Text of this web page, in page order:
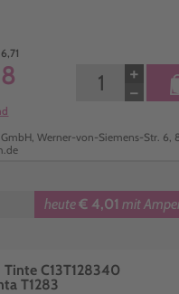
−
+
Werner-von-Siemens-Str. 6,
heute€ 4,01 mit
Tinte C13T128340
T1283